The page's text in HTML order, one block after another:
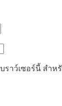
าว์เซอร์นี้ สำห